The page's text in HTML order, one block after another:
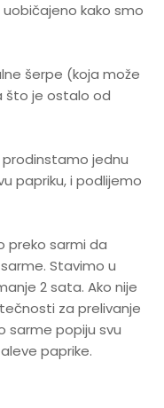
kako smo
šerpe (koja može
što je ostalo od
jednu
papriku, i podlijemo
preko sarmi da
Stavimo u
2 sata. Ako nije
za prelivanje
sarme popiju svu
paprike.